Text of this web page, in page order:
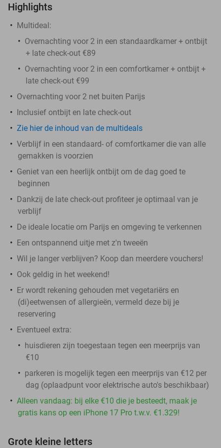
Highlights
Multideal:
Overnachting voor 2 in een standaardkamer + ontbijt
+ late check-out €89
Overnachting voor 2 in een comfortkamer + ontbijt +
late check-out €99
Overnachting voor 2 net buiten Parijs
Inclusief ontbijt en late check-out
Zie hier de inhoud van de multideals
Verblijf in een standaard- of comfortkamer die van alle
gemakken is voorzien
Geniet van een heerlijk ontbijt om de dag goed te
beginnen
Dankzij de late check-out profiteer je optimaal van je
verblijf
De ideale locatie om Parijs en omgeving te verkennen
Een ontspannend uitje met z'n tweeën
Wil je langer verblijven? Koop dan meerdere vouchers!
Ook geldig in het weekend!
Er wordt rekening gehouden met vegetariërs en
(di)eetwensen of allergieën, vermeld deze bij je
reservering
Eventueel extra:
huisdieren zijn toegestaan tegen een meerprijs van
€10
parkeren is mogelijk tegen een meerprijs van €12 per
dag (oplaadpunt voor elektrische auto's beschikbaar)
Alleen vandaag: bij elke €10 die je besteedt, maak je
gratis kans op een iPhone 17 Pro t.w.v. €1.329!
Grote kleine letters